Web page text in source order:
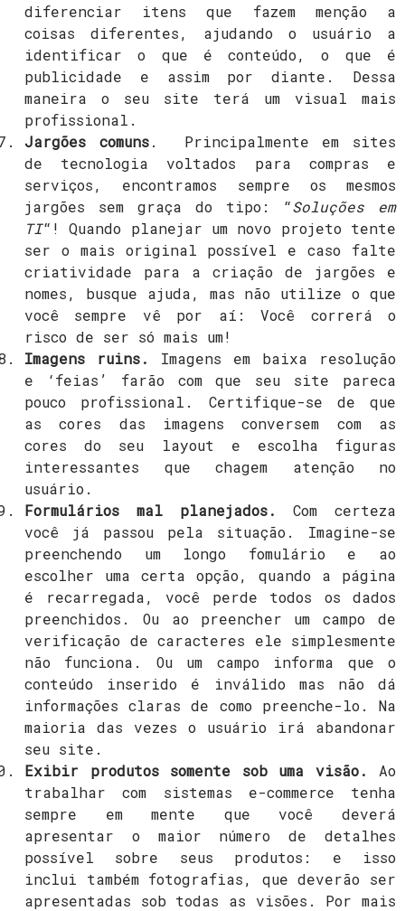
diferenciar itens que fazem menção a
coisas diferentes, ajudando o usuário a
identificar o que é conteúdo, o que é
publicidade e assim por diante. Dessa
maneira o seu site terá um visual mais
profissional.
Jargões comuns. Principalmente em sites
de tecnologia voltados para compras e
serviços, encontramos sempre os mesmos
jargões sem graça do tipo: “Soluções em
TI“! Quando planejar um novo projeto tente
ser o mais original possível e caso falte
criatividade para a criação de jargões e
nomes, busque ajuda, mas não utilize o que
você sempre vê por aí: Você correrá o
risco de ser só mais um!
Imagens ruins.
Imagens em baixa resolução
e ‘feias’ farão com que seu site pareca
pouco profissional. Certifique-se de que
as cores das imagens conversem com as
cores do seu layout e escolha figuras
interessantes que chagem atenção no
usuário.
Formulários mal planejados.
Com certeza
você já passou pela situação. Imagine-se
preenchendo um longo fomulário e ao
escolher uma certa opção, quando a página
é recarregada, você perde todos os dados
preenchidos. Ou ao preencher um campo de
verificação de caracteres ele simplesmente
não funciona. Ou um campo informa que o
conteúdo inserido é inválido mas não dá
informações claras de como preenche-lo. Na
maioria das vezes o usuário irá abandonar
seu site.
Exibir produtos somente sob uma visão.
Ao
trabalhar com sistemas e-commerce tenha
sempre em mente que você deverá
apresentar o maior número de detalhes
possível sobre seus produtos: e isso
inclui também fotografias, que deverão ser
apresentadas sob todas as visões. Por mais